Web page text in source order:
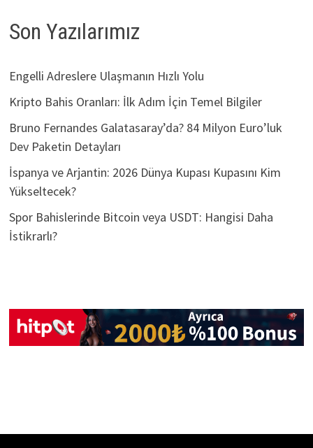
Son Yazılarımız
Engelli Adreslere Ulaşmanın Hızlı Yolu
Kripto Bahis Oranları: İlk Adım İçin Temel Bilgiler
Bruno Fernandes Galatasaray’da? 84 Milyon Euro’luk
Dev Paketin Detayları
İspanya ve Arjantin: 2026 Dünya Kupası Kupasını Kim
Yükseltecek?
Spor Bahislerinde Bitcoin veya USDT: Hangisi Daha
İstikrarlı?